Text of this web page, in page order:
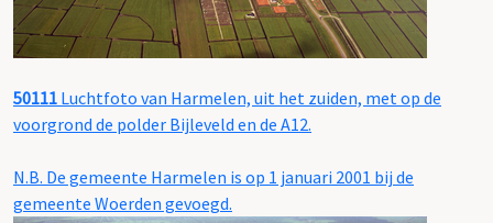
50111 Luchtfoto van Harmelen, uit het zuiden, met op de
voorgrond de polder Bijleveld en de A12.
N.B. De gemeente Harmelen is op 1 januari 2001 bij de
gemeente Woerden gevoegd.